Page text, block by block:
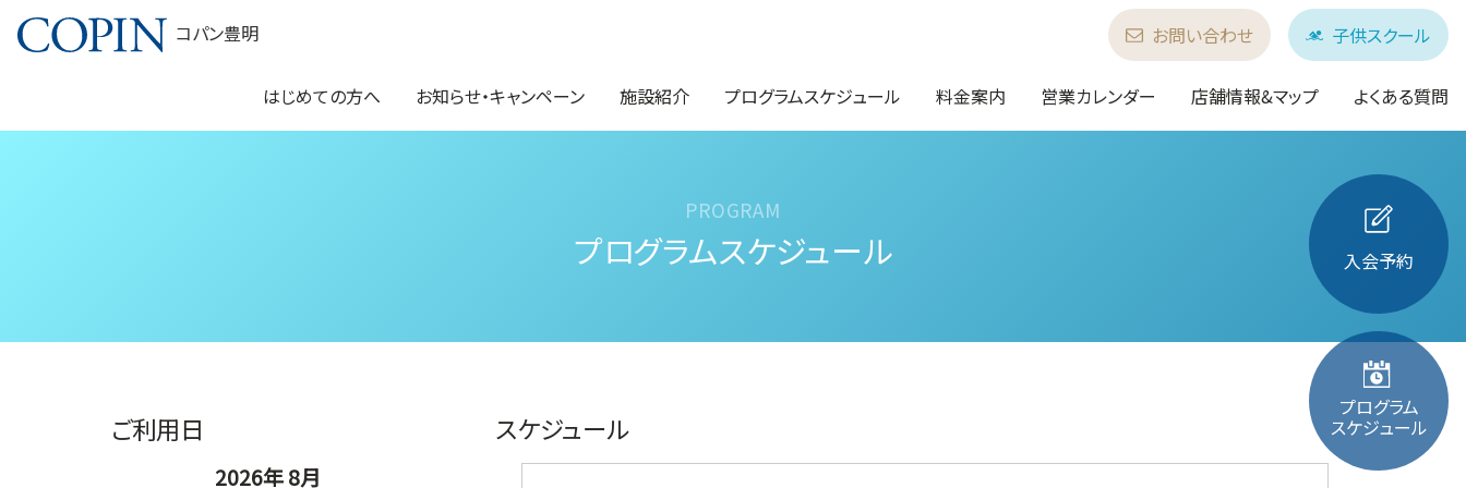
コパン豊明
はじめての方へ お知らせ・キャンペーン 施設紹介 プログラムスケジュール 料金案内 営業カレンダー 店舗情報&マップ よくある質問
お問い合わせ 子供スクール
プログラムスケジュール
ご利用日
2026年 8月
スケジュール
入会予約
プログラム
スケジュール